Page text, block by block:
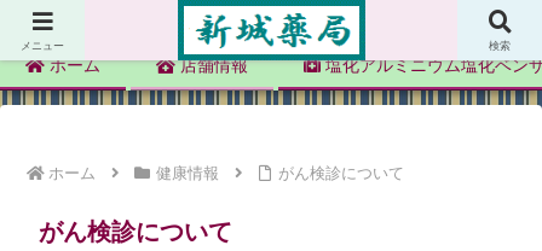
新城薬局
ホーム 店舗情報 塩化アルミニウム塩化ベン
ホーム 健康情報 がん検診について
がん検診について
メニュー 検索